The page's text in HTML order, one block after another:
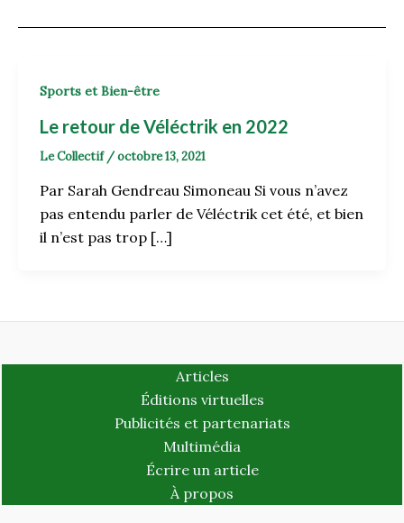
Sports et Bien-être
Le retour de Véléctrik en 2022
Le Collectif /octobre 13, 2021
Par Sarah Gendreau Simoneau Si vous n’avez
pas entendu parler de Véléctrik cet été, et bien
il n’est pas trop […]
Articles
Éditions virtuelles
Publicités et partenariats
Multimédia
Écrire un article
À propos